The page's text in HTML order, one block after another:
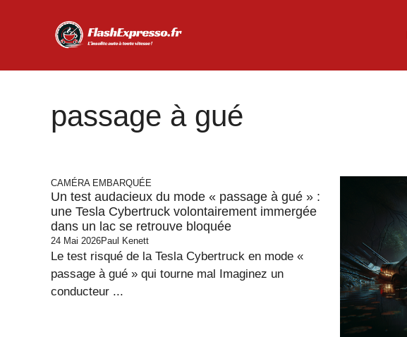
passage à gué
CAMÉRA EMBARQUÉE
Un test audacieux du mode « passage à gué » :
une Tesla Cybertruck volontairement immergée
dans un lac se retrouve bloquée
24 Mai 2026Paul Kenett
Le test risqué de la Tesla Cybertruck en mode «
passage à gué » qui tourne mal Imaginez un
conducteur ...